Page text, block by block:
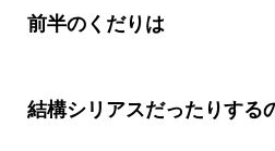
前半のくだりは
結構シリアスだったりする